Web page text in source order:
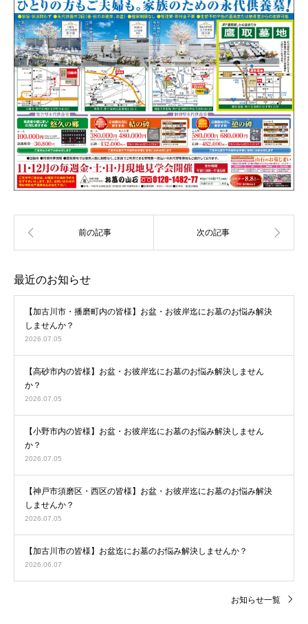
最近のお知らせ
【加古川市・播磨町内の皆様】お盆・お彼岸迄にお墓のお悩み解決
しませんか？
2026.07.05
【高砂市内の皆様】お盆・お彼岸迄にお墓のお悩み解決しません
か？
2026.07.05
【小野市内の皆様】お盆・お彼岸迄にお墓のお悩み解決しません
か？
2026.07.05
【神戸市須磨区・西区の皆様】お盆・お彼岸迄にお墓のお悩み解決
しませんか？
2026.07.05
【加古川市の皆様】お盆迄にお墓のお悩み解決しませんか？
2026.06.07
お知らせ一覧